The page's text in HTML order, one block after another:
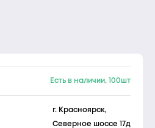
Есть в наличии, 100шт
г. Красноярск,
Северное шоссе 17д